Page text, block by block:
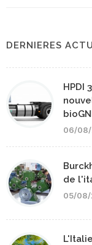
DERNIERES
HPDI
06/
de
05/